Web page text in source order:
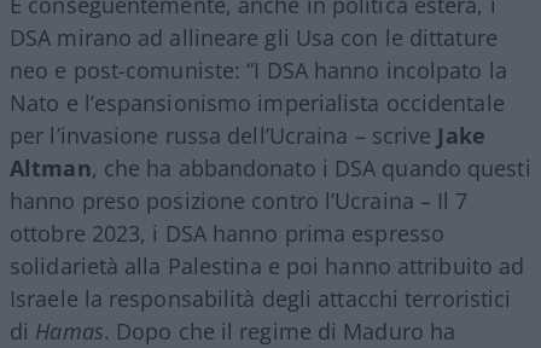
DSA mirano ad allineare gli Usa con le dittature
neo e post-comuniste: “I DSA hanno incolpato la
Nato e l’espansionismo imperialista occidentale
per l’invasione russa dell’Ucraina – scrive Jake
Altman, che ha abbandonato i DSA quando questi
hanno preso posizione contro l’Ucraina – Il 7
ottobre 2023, i DSA hanno prima espresso
solidarietà alla Palestina e poi hanno attribuito ad
Israele la responsabilità degli attacchi terroristici
di Hamas. Dopo che il regime di Maduro ha